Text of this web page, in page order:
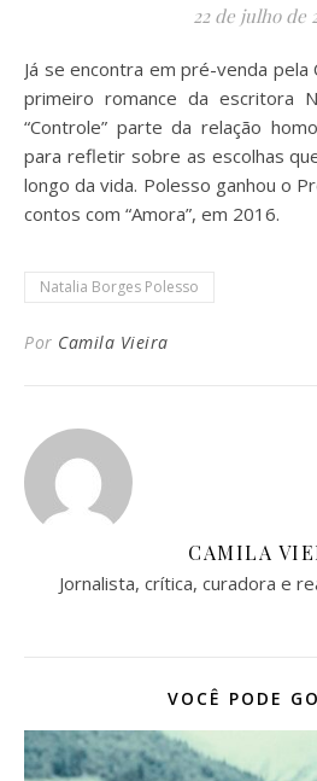
22 de julho de
Já se encontra em pré-venda pela Companhia das Letras o
primeiro romance da escritora
“Controle” parte da relação
para refletir sobre as escolhas
longo da vida. Polesso ganhou o
contos com “Amora”, em 2016.
Natalia Borges Polesso
Por Camila Vieira
CAMILA
Jornalista, crítica, curadora e
VOCÊ PODE